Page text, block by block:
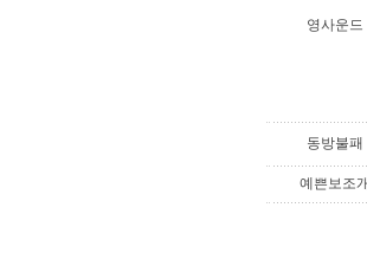
영사운드
동방불패
예쁜보조개